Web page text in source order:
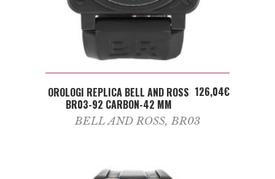
ADD TO CART
OROLOGI REPLICA BELL AND ROSS
BR03-92 CARBON-42 MM
126,04€
BELL AND ROSS,BR03